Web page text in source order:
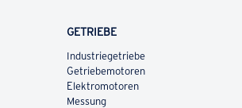
GETRIEBE
Industriegetriebe
Getriebemotoren
Elektromotoren
Messung